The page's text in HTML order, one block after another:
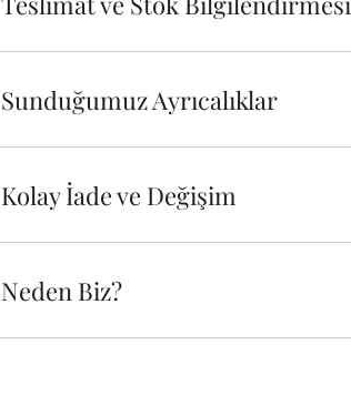
Sunduğumuz Ayrıcalıklar
Kolay İade ve Değişim
Neden Biz?